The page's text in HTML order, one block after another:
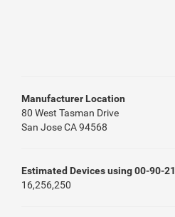
Manufacturer Location
80 West Tasman Drive
San Jose CA 94568
Estimated Devices using 00-90-21
16,256,250